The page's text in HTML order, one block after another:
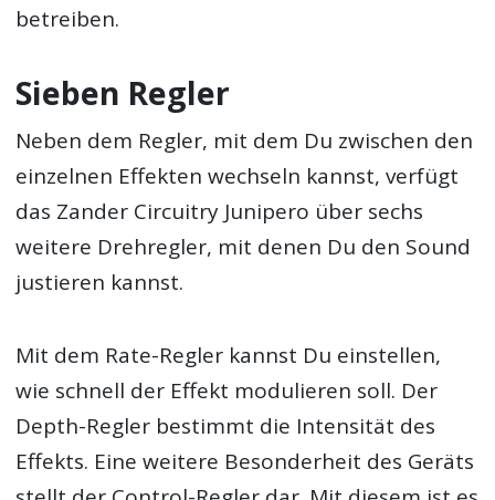
betreiben.
Sieben Regler
Neben dem Regler, mit dem Du zwischen den
einzelnen Effekten wechseln kannst, verfügt
das Zander Circuitry Junipero über sechs
weitere Drehregler, mit denen Du den Sound
justieren kannst.
Mit dem Rate-Regler kannst Du einstellen,
wie schnell der Effekt modulieren soll. Der
Depth-Regler bestimmt die Intensität des
Effekts. Eine weitere Besonderheit des Geräts